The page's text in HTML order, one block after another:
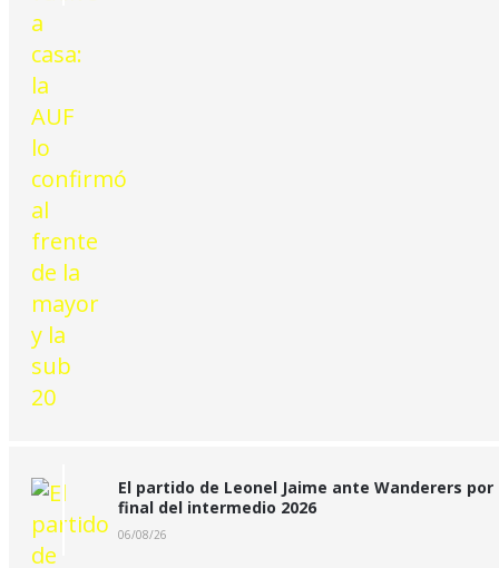
El partido de Leonel Jaime ante Wanderers por
final del intermedio 2026
06/08/26